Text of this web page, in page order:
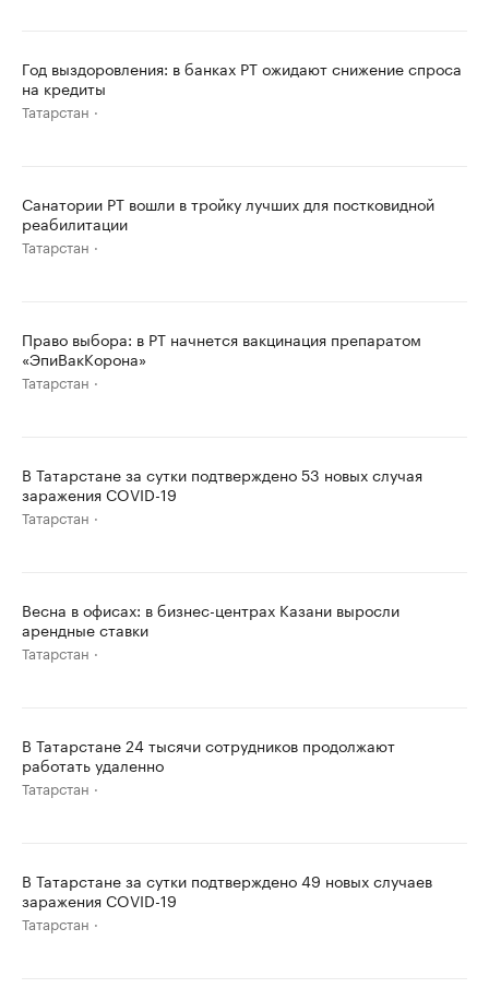
Год выздоровления: в банках РТ ожидают снижение спроса
на кредиты
Татарстан
Санатории РТ вошли в тройку лучших для постковидной
реабилитации
Татарстан
Право выбора: в РТ начнется вакцинация препаратом
«ЭпиВакКорона»
Татарстан
В Татарстане за сутки подтверждено 53 новых случая
заражения COVID-19
Татарстан
Весна в офисах: в бизнес-центрах Казани выросли
арендные ставки
Татарстан
В Татарстане 24 тысячи сотрудников продолжают
работать удаленно
Татарстан
В Татарстане за сутки подтверждено 49 новых случаев
заражения COVID-19
Татарстан